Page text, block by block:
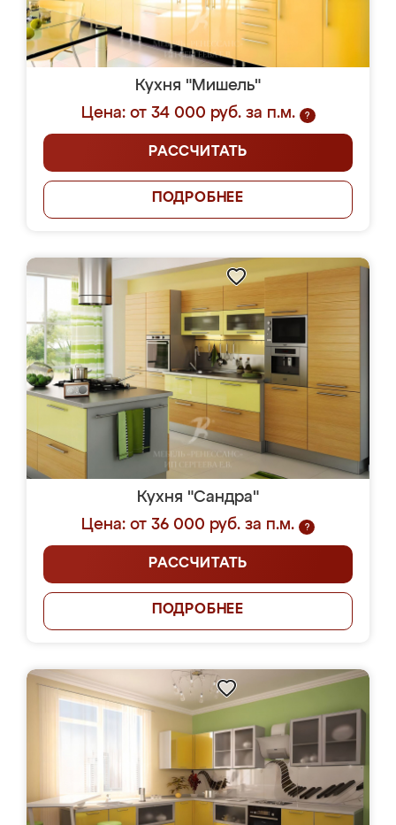
Кухня "Мишель"
Цена: от 34 000 руб. за п.м.
?
РАССЧИТАТЬ
ПОДРОБНЕЕ
Кухня "Сандра"
Цена: от 36 000 руб. за п.м.
?
РАССЧИТАТЬ
ПОДРОБНЕЕ